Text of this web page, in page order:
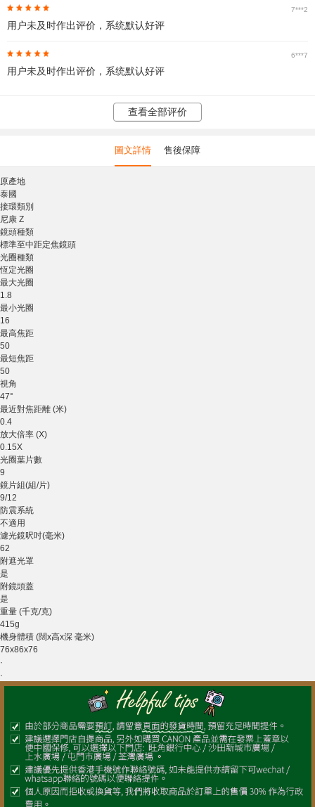
7***2
用户未及时作出评价，系统默认好评
6***7
用户未及时作出评价，系统默认好评
查看全部评价
圖文詳情 售後保障
原產地
泰國
接環類別
尼康 Z
鏡頭種類
標準至中距定焦鏡頭
光圈種類
恆定光圈
最大光圈
1.8
最小光圈
16
最高焦距
50
最短焦距
50
視角
47°
最近對焦距離 (米)
0.4
放大倍率 (X)
0.15X
光圈葉片數
9
鏡片組(組/片)
9/12
防震系統
不適用
濾光鏡呎吋(毫米)
62
附遮光罩
是
附鏡頭蓋
是
重量 (千克/克)
415g
機身體積 (闊x高x深 毫米)
76x86x76
·
·